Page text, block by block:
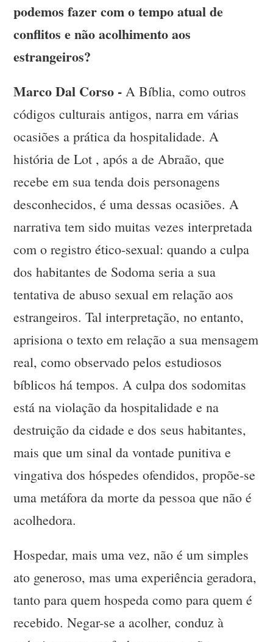
podemos fazer com o tempo atual de
conflitos e não acolhimento aos
estrangeiros?
Marco Dal Corso -A Bíblia, como outros
códigos culturais antigos, narra em várias
ocasiões a prática da hospitalidade. A
história de Lot , após a de Abraão, que
recebe em sua tenda dois personagens
desconhecidos, é uma dessas ocasiões. A
narrativa tem sido muitas vezes interpretada
com o registro ético-sexual: quando a culpa
dos habitantes de Sodoma seria a sua
tentativa de abuso sexual em relação aos
estrangeiros. Tal interpretação, no entanto,
aprisiona o texto em relação a sua mensagem
real, como observado pelos estudiosos
bíblicos há tempos. A culpa dos sodomitas
está na violação da hospitalidade e na
destruição da cidade e dos seus habitantes,
mais que um sinal da vontade punitiva e
vingativa dos hóspedes ofendidos, propõe-se
uma metáfora da morte da pessoa que não é
acolhedora.
Hospedar, mais uma vez, não é um simples
ato generoso, mas uma experiência geradora,
tanto para quem hospeda como para quem é
recebido. Negar-se a acolher, conduz à